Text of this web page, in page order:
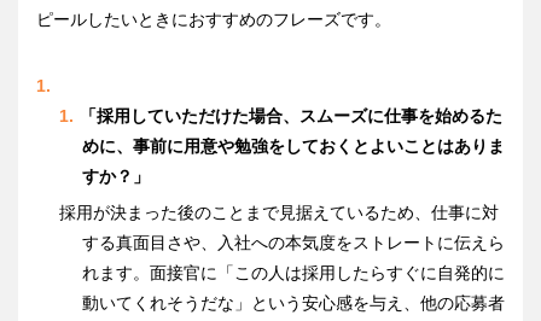
ピールしたいときにおすすめのフレーズです。
「採用していただけた場合、スムーズに仕事を始めるた
めに、事前に用意や勉強をしておくとよいことはありま
すか？」
採用が決まった後のことまで見据えているため、仕事に対
する真面目さや、入社への本気度をストレートに伝えら
れます。面接官に「この人は採用したらすぐに自発的に
動いてくれそうだな」という安心感を与え、他の応募者